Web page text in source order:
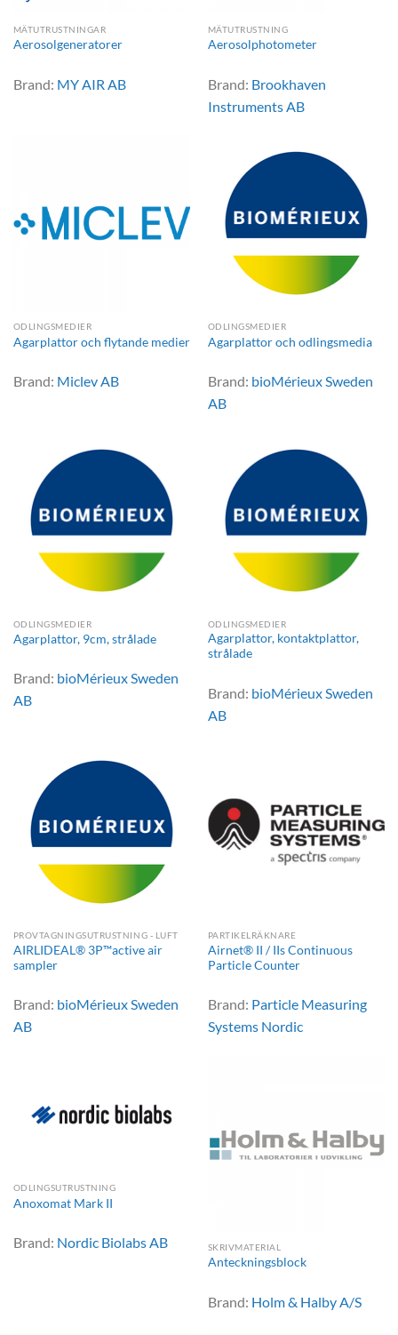
MÄTUTRUSTNINGAR
Aerosolgeneratorer
Brand: MY AIR AB
MÄTUTRUSTNING
Aerosolphotometer
Brand: Brookhaven
Instruments AB
ODLINGSMEDIER
Agarplattor och flytande medier
Brand: Miclev AB
ODLINGSMEDIER
Agarplattor och odlingsmedia
Brand: bioMérieux Sweden
AB
ODLINGSMEDIER
Agarplattor, 9cm, strålade
Brand: bioMérieux Sweden
AB
ODLINGSMEDIER
Agarplattor, kontaktplattor,
strålade
Brand: bioMérieux Sweden
AB
PROVTAGNINGSUTRUSTNING - LUFT
AIRLIDEAL® 3P™active air
sampler
Brand: bioMérieux Sweden
AB
PARTIKELRÄKNARE
Airnet® II / IIs Continuous
Particle Counter
Brand: Particle Measuring
Systems Nordic
ODLINGSUTRUSTNING
Anoxomat Mark II
Brand: Nordic Biolabs AB SKRIVMATERIAL
Anteckningsblock
Brand: Holm & Halby A/S